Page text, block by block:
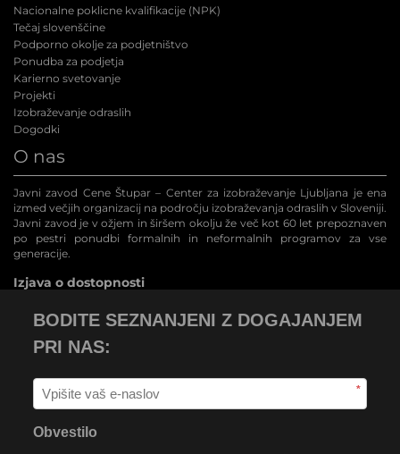
Nacionalne poklicne kvalifikacije (NPK)
Tečaj slovenščine
Podporno okolje za podjetništvo
Ponudba za podjetja
Karierno svetovanje
Projekti
Izobraževanje odraslih
Dogodki
O nas
Javni zavod Cene Štupar – Center za izobraževanje Ljubljana je ena
izmed večjih organizacij na področju izobraževanja odraslih v Sloveniji.
Javni zavod je v ožjem in širšem okolju že več kot 60 let prepoznaven
po pestri ponudbi formalnih in neformalnih programov za vse
generacije.
Izjava o dostopnosti
BODITE SEZNANJENI Z DOGAJANJEM
PRI NAS:
*
Obvestilo